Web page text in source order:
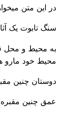
در این متن
سنگ تابوت یک
به محیط و محل
محیط خود مارو
دوستان چنین
عمق چنین مقبره